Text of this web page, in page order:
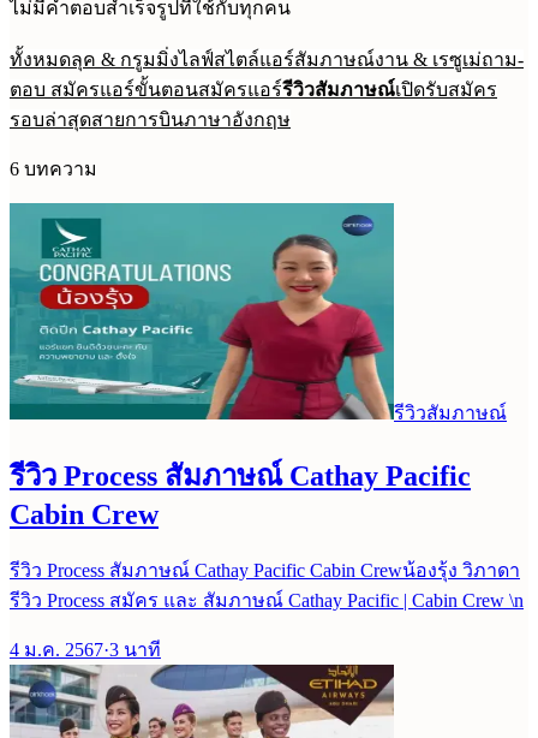
ไม่มีคำตอบสำเร็จรูปที่ใช้กับทุกคน
ทั้งหมดลุค & กรูมมิ่งไลฟ์สไตล์แอร์สัมภาษณ์งาน & เรซูเม่ถาม-
ตอบ สมัครแอร์ขั้นตอนสมัครแอร์รีวิวสัมภาษณ์เปิดรับสมัคร
รอบล่าสุดสายการบินภาษาอังกฤษ
6 บทความ
รีวิวสัมภาษณ์
รีวิว Process สัมภาษณ์ Cathay Pacific
Cabin Crew
รีวิว Process สัมภาษณ์ Cathay Pacific Cabin Crewน้องรุ้ง วิภาดา
รีวิว Process สมัคร และ สัมภาษณ์ Cathay Pacific | Cabin Crew \n
4 ม.ค. 2567·3 นาที